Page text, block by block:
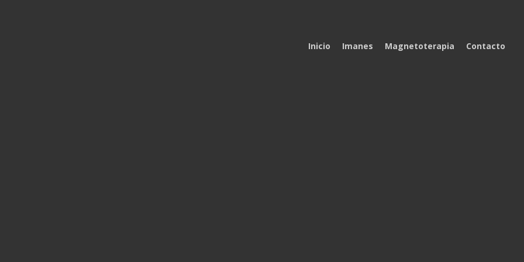
Inicio Imanes Magnetoterapia Contacto